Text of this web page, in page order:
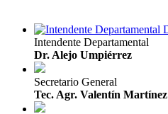
Intendente Departamental
Dr. Alejo Umpiérrez
Secretario General
Tec. Agr. Valentín Martínez